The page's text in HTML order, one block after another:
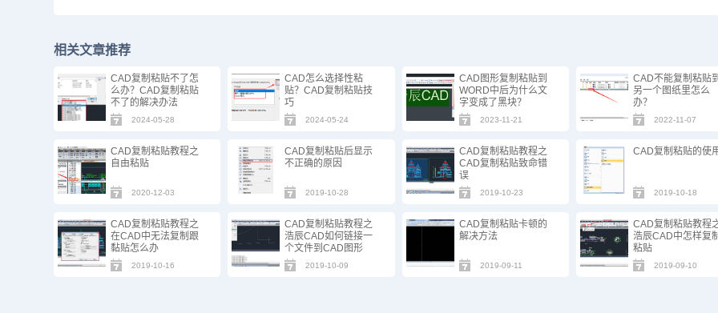
相关文章推荐
CAD复制粘贴不了怎
么办？CAD复制粘贴
不了的解决办法
2024-05-28
CAD怎么选择性粘
贴？CAD复制粘贴技
巧
2024-05-24
CAD图形复制粘贴到
WORD中后为什么文
字变成了黑块？
2023-11-21
CAD不能复制粘贴到
另一个图纸里怎么
办？
2022-11-07
CAD复制粘贴教程之
自由粘贴
2020-12-03
CAD复制粘贴后显示
不正确的原因
2019-10-28
CAD复制粘贴教程之
CAD复制粘贴致命错
误
2019-10-23
CAD复制粘贴的使
2019-10-18
CAD复制粘贴教程之
在CAD中无法复制跟
黏贴怎么办
2019-10-16
CAD复制粘贴教程之
浩辰CAD如何链接一
个文件到CAD图形
2019-10-09
CAD复制粘贴卡顿的
解决方法
2019-09-11
CAD复制粘贴教程
浩辰CAD中怎样复制
粘贴
2019-09-10